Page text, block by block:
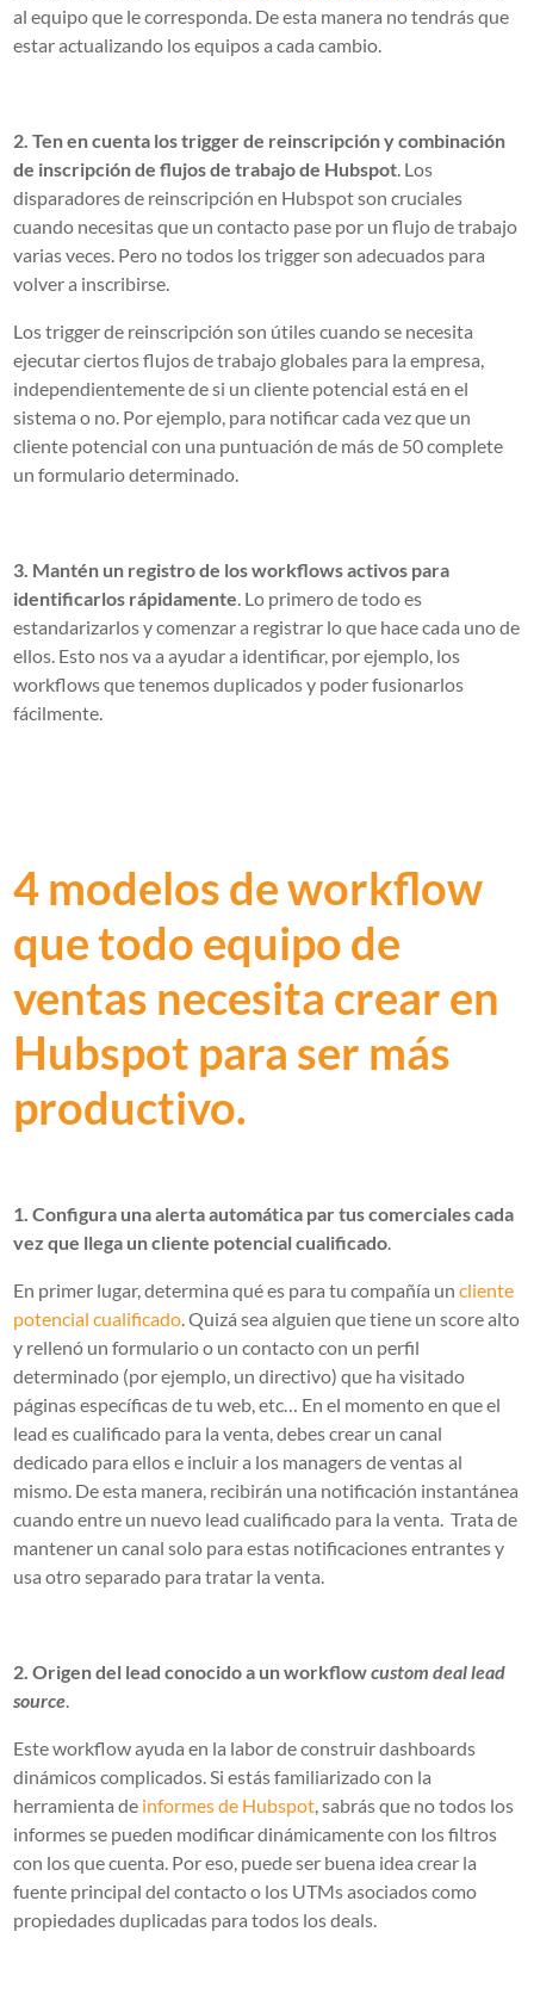
al equipo que le corresponda. De esta manera no tendrás que
estar actualizando los equipos a cada cambio.
2. Ten en cuenta los trigger de reinscripción y combinación
de inscripción de flujos de trabajo de Hubspot . Los
disparadores de reinscripción en Hubspot son cruciales
cuando necesitas que un contacto pase por un flujo de trabajo
varias veces. Pero no todos los trigger son adecuados para
volver a inscribirse.
Los trigger de reinscripción son útiles cuando se necesita
ejecutar ciertos flujos de trabajo globales para la empresa,
independientemente de si un cliente potencial está en el
sistema o no. Por ejemplo, para notificar cada vez que un
cliente potencial con una puntuación de más de 50 complete
un formulario determinado.
3. Mantén un registro de los workflows activos para
identificarlos rápidamente . Lo primero de todo es
estandarizarlos y comenzar a registrar lo que hace cada uno de
ellos. Esto nos va a ayudar a identificar, por ejemplo, los
workflows que tenemos duplicados y poder fusionarlos
fácilmente.
4 modelos de workflow
que todo equipo de
ventas necesita crear en
Hubspot para ser más
productivo.
1. Configura una alerta automática par tus comerciales cada
vez que llega un cliente potencial cualificado
En primer lugar, determina qué es para tu compañía uncliente
potencial cualificado . Quizá sea alguien que tiene un score alto
y rellenó un formulario o un contacto con un perfil
determinado (por ejemplo, un directivo) que ha visitado
páginas específicas de tu web, etc… En el momento en que el
lead es cualificado para la venta, debes crear un canal
dedicado para ellos e incluir a los managers de ventas al
mismo. De esta manera, recibirán una notificación instantánea
cuando entre un nuevo lead cualificado para la venta. Trata de
mantener un canal solo para estas notificaciones entrantes y
usa otro separado para tratar la venta.
2. Origen del lead conocido a un workflowcustom deal lead
source
Este workflow ayuda en la labor de construir dashboards
dinámicos complicados. Si estás familiarizado con la
herramienta de informes de Hubspot , sabrás que no todos los
informes se pueden modificar dinámicamente con los filtros
con los que cuenta. Por eso, puede ser buena idea crear la
fuente principal del contacto o los UTMs asociados como
propiedades duplicadas para todos los deals.